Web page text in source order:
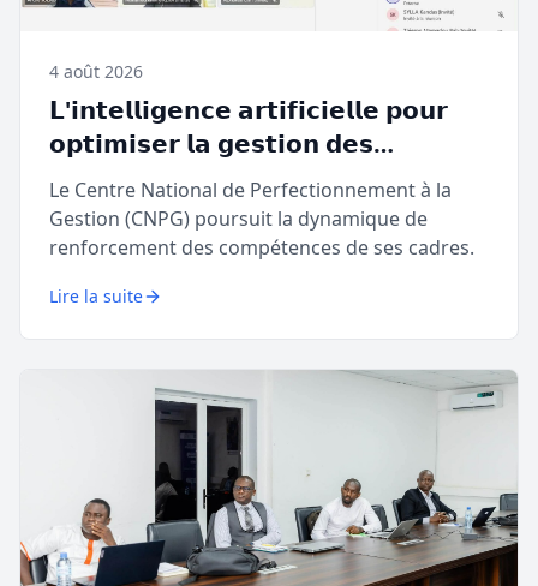
4 août 2026
𝗟'𝗶𝗻𝘁𝗲𝗹𝗹𝗶𝗴𝗲𝗻𝗰𝗲 𝗮𝗿𝘁𝗶𝗳𝗶𝗰𝗶𝗲𝗹𝗹𝗲 𝗽𝗼𝘂𝗿
𝗼𝗽𝘁𝗶𝗺𝗶𝘀𝗲𝗿 𝗹𝗮 𝗴𝗲𝘀𝘁𝗶𝗼𝗻 𝗱𝗲𝘀
𝗿𝗲𝘀𝘀𝗼𝘂𝗿𝗰𝗲𝘀 𝗵𝘂𝗺𝗮𝗶𝗻𝗲𝘀
Le Centre National de Perfectionnement à la
Gestion (CNPG) poursuit la dynamique de
renforcement des compétences de ses cadres.
Lire la suite